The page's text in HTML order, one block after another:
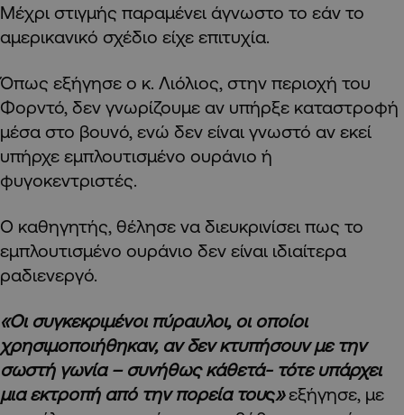
Μέχρι στιγμής παραμένει άγνωστο το εάν το
αμερικανικό σχέδιο είχε επιτυχία.
Όπως εξήγησε ο κ. Λιόλιος, στην περιοχή του
Φορντό, δεν γνωρίζουμε αν υπήρξε καταστροφή
μέσα στο βουνό, ενώ δεν είναι γνωστό αν εκεί
υπήρχε εμπλουτισμένο ουράνιο ή
φυγοκεντριστές.
Ο καθηγητής, θέλησε να διευκρινίσει πως το
εμπλουτισμένο ουράνιο δεν είναι ιδιαίτερα
ραδιενεργό.
«Οι συγκεκριμένοι πύραυλοι, οι οποίοι
χρησιμοποιήθηκαν, αν δεν κτυπήσουν με την
σωστή γωνία – συνήθως κάθετά- τότε υπάρχει
μια εκτροπή από την πορεία τους»εξήγησε, με